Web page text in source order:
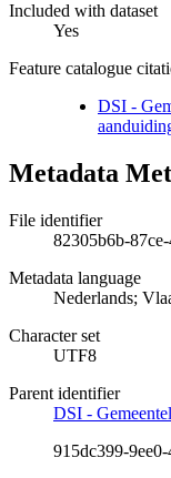
Included with dataset
Yes
Feature catalogue
DSI -
Metadata
File identifier
82305b6b-
Metadata language
Nederlands;
Character set
UTF8
Parent identifier
DSI -
915dc399-